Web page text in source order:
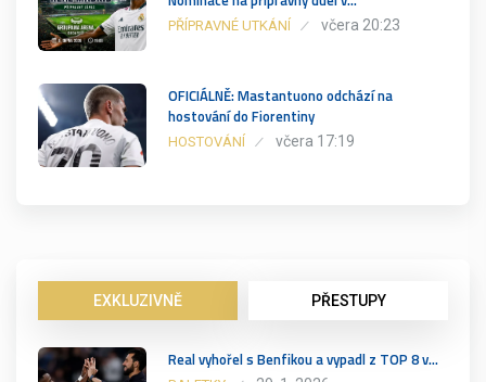
PŘÍPRAVNÉ UTKÁNÍ včera 20:23
OFICIÁLNĚ: Mastantuono odchází na
hostování do Fiorentiny
HOSTOVÁNÍ včera 17:19
EXKLUZIVNĚ PŘESTUPY
Real vyhořel s Benfikou a vypadl z TOP 8 v…